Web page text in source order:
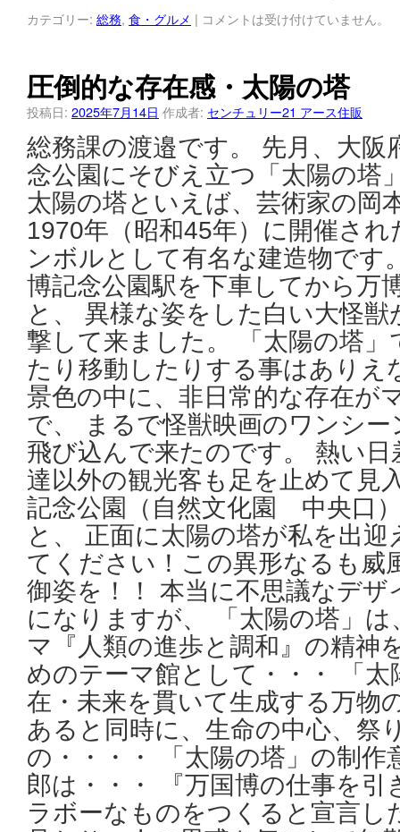
カテゴリー: 総務, 食・グルメ | コメントは受け付けていません。
圧倒的な存在感・太陽の塔
投稿日: 2025年7月14日 作成者: センチュリー21 アース住販
総務課の渡邉です。 先月、大阪
念公園にそびえ立つ「太陽の塔
太陽の塔といえば、芸術家の岡
1970年（昭和45年）に開催さ
ンボルとして有名な建造物です
博記念公園駅を下車してから万
と、 異様な姿をした白い大怪
撃して来ました。 「太陽の塔
たり移動したりする事はありえ
景色の中に、非日常的な存在が
で、 まるで怪獣映画のワンシ
飛び込んで来たのです。 熱い
達以外の観光客も足を止めて見
記念公園（自然文化園 中央口
と、 正面に太陽の塔が私を出
てください！この異形なるも威
御姿を！！ 本当に不思議なデ
になりますが、 「太陽の塔」
マ『人類の進歩と調和』の精神
めのテーマ館として・・・ 「太
在・未来を貫いて生成する万物
あると同時に、生命の中心、祭
の・・・・ 「太陽の塔」の制作
郎は・・・ 『万国博の仕事を
ラボーなものをつくると宣言し